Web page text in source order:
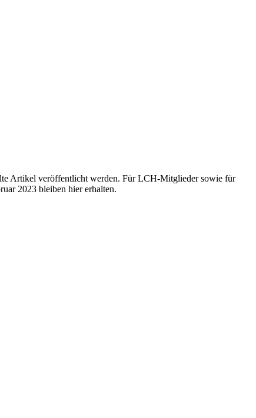
Artikel veröffentlicht werden. Für LCH-Mitglieder sowie für
2023 bleiben hier erhalten.